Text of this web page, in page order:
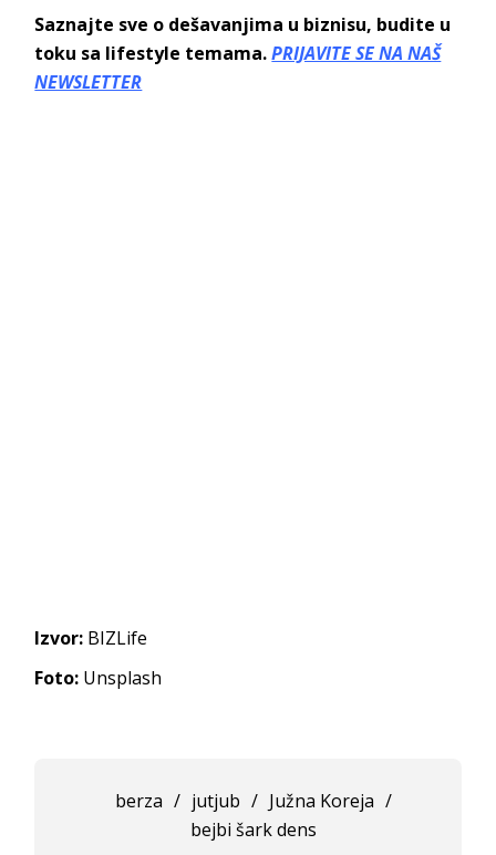
Saznajte sve o dešavanjima u biznisu, budite u
toku sa lifestyle temama.PRIJAVITE SE NA NAŠ
NEWSLETTER
Izvor: BIZLife
Foto: Unsplash
berza / jutjub / Južna Koreja /
bejbi šark dens